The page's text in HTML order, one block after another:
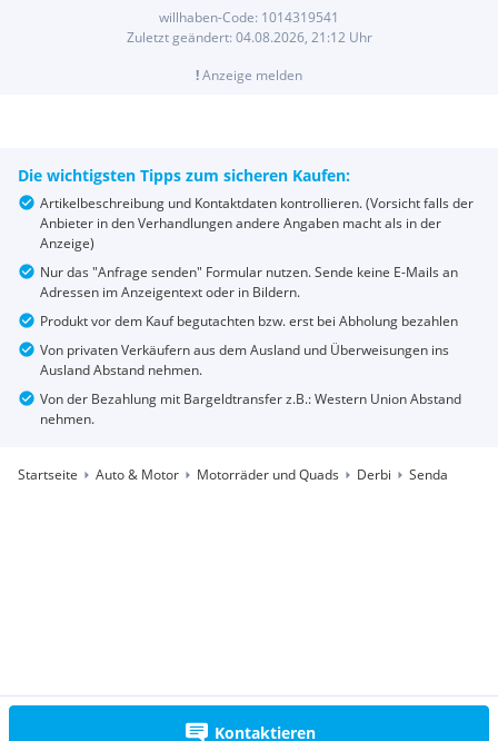
Kontaktieren
willhaben-Code: 1014319541
Zuletzt geändert: 04.08.2026, 21:12 Uhr
!Anzeige melden
Die wichtigsten Tipps zum sicheren Kaufen:
Artikelbeschreibung und Kontaktdaten kontrollieren. (Vorsicht falls der
Anbieter in den Verhandlungen andere Angaben macht als in der
Anzeige)
Nur das "Anfrage senden" Formular nutzen. Sende keine E-Mails an
Adressen im Anzeigentext oder in Bildern.
Produkt vor dem Kauf begutachten bzw. erst bei Abholung bezahlen
Von privaten Verkäufern aus dem Ausland und Überweisungen ins
Ausland Abstand nehmen.
Von der Bezahlung mit Bargeldtransfer z.B.: Western Union Abstand
nehmen.
Startseite Auto & Motor Motorräder und Quads Derbi Senda